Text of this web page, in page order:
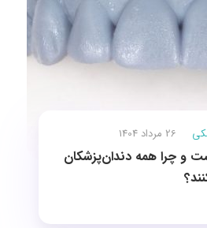
26 مرداد 1404
و چرا همه دندان‌پزشکان